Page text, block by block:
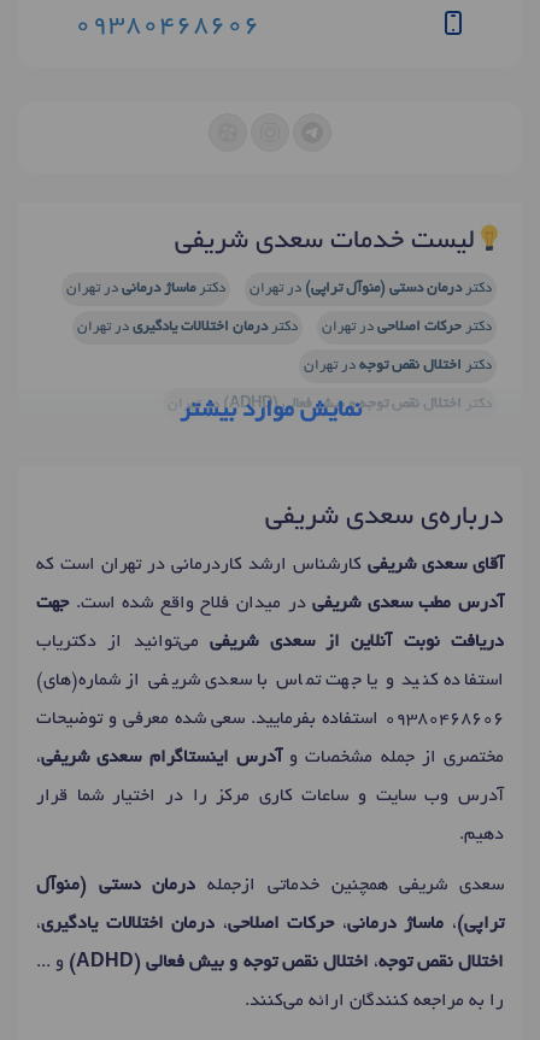
09380468606
لیست خدمات سعدی شریفی
دکتردرمان دستی (منوآل تراپی) در تهران دکترماساژ درمانی در تهران
دکتر حرکات اصلاحی در تهران دکتردرمان اختلالات یادگیری در تهران
دکتر اختلال نقص توجه در تهران
دکتر اختلال نقص توجه و بیش فعالی (ADHD) در تهران
نمایش موارد بیشتر
درباره‌ی سعدی شریفی
آقای سعدی شریفی کارشناس ارشد کاردرمانی در تهران است که
آدرس مطب سعدی شریفیدر میدان فلاح واقع شده است.جهت
دریافت نوبت آنلاین از سعدی شریفیمی‌توانید از دکتریاب
استفاده کنید و یا جهت تماس با سعدی شریفی از شماره(های)
09380468606 استفاده بفرمایید. سعی شده معرفی و توضیحات
مختصری از جمله مشخصات و آدرس اینستاگرام سعدی شریفی،
آدرس وب سایت و ساعات کاری مرکز را در اختیار شما قرار
دهیم.
سعدی شریفی همچنین خدماتی ازجمله درمان دستی (منوآل
تراپی)، ماساژ درمانی،حرکات اصلاحی، درمان اختلالات یادگیری،
اختلال نقص توجه، اختلال نقص توجه و بیش فعالی (ADHD)
و ...
را به مراجعه کنندگان ارائه می‌کنند.